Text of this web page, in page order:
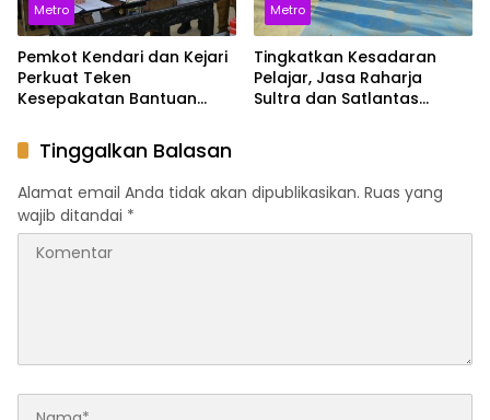
Metro
Pemkot Kendari dan Kejari
Perkuat Teken
Kesepakatan Bantuan
Kelola Pemerintahan
Metro
Tingkatkan Kesadaran
Pelajar, Jasa Raharja
Sultra dan Satlantas
Tinggalkan Balasan
Alamat email Anda tidak akan dipublikasikan. Ruas yang
wajib ditandai *